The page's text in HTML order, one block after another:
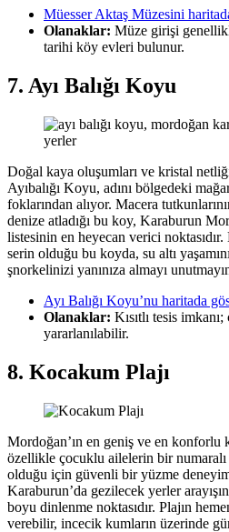
Müesser Aktaş Müzesini
Olanaklar: Müze girişi
tarihi köy evleri bulunur.
7. Ayı Balığı Koyu
Doğal kaya oluşumları ve kristal
Ayıbalığı Koyu, adını bölgedeki
foklarından alıyor. Macera
denize atladığı bu koy, Karaburun
listesinin en heyecan verici
serin olduğu bu koyda, su altı
şnorkelinizi yanınıza almayı
Ayı Balığı Koyu’nu haritada
Olanaklar: Kısıtlı tesis
yararlanılabilir.
8. Kocakum Plajı
Mordoğan’ın en geniş ve en konforlu
özellikle çocuklu ailelerin bir
olduğu için güvenli bir yüzme
Karaburun’da gezilecek yerler
boyu dinlenme noktasıdır. Plajın
verebilir, incecik kumların üzerinde